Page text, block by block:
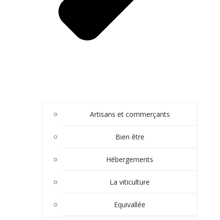
Artisans et commerçants
Bien être
Hébergements
La viticulture
Equivallée